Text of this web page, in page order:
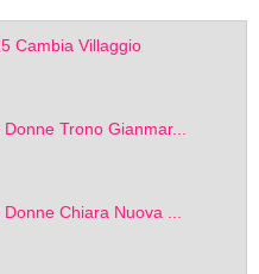
Cambia Villaggio
Trono Gianmar...
Chiara Nuova ...